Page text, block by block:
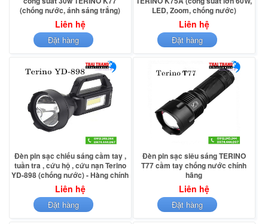
(chống nước, ánh sáng trắng)
Liên hệ
Đặt hàng
LED, Zoom, chống nước)
Liên hệ
Đặt hàng
Đèn pin sạc chiếu sáng cầm tay ,
tuần tra , cứu hộ , cứu nạn Terino
YD-898 (chống nước) - Hàng chính
hãng
Liên hệ
Đặt hàng
Đèn pin sạc siêu sáng TERINO
T77 cầm tay chống nước chính
hãng
Liên hệ
Đặt hàng